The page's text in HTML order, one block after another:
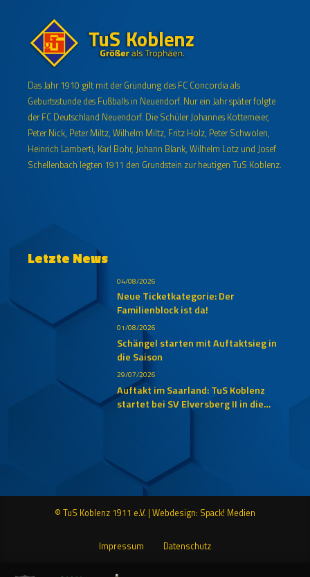
Das Jahr 1910 gilt mit der Gründung des FC Concordia als
Geburtsstunde des Fußballs in Neuendorf. Nur ein Jahr später folgte
der FC Deutschland Neuendorf. Die Schüler Johannes Kottemeier,
Peter Nick, Peter Miltz, Wilhelm Miltz, Fritz Holz, Peter Schwolen,
Heinrich Lamberti, Karl Bohr, Johann Blank, Wilhelm Lotz und Josef
Schellenbach legten 1911 den Grundstein zur heutigen TuS Koblenz.
Letzte News
04/08/2026
Neue Ticketkategorie: Der
Familienblock ist da!
01/08/2026
Schängel starten mit Auftaktsieg in
die Saison
29/07/2026
Auftakt im Saarland: TuS Koblenz
startet bei SV Elversberg II in die
© TuS Koblenz 1911 e.V. | Webdesign: Spack! Medien
Impressum Datenschutz